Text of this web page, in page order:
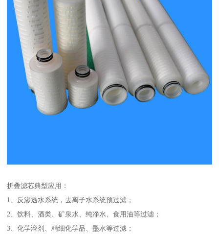
折叠滤芯典型应用：
1、反渗透水系统，去离子水系统预过滤；
2、饮料、酒类、矿泉水、纯净水、食用油等过滤；
3、化学溶剂、精细化学品、墨水等过滤；